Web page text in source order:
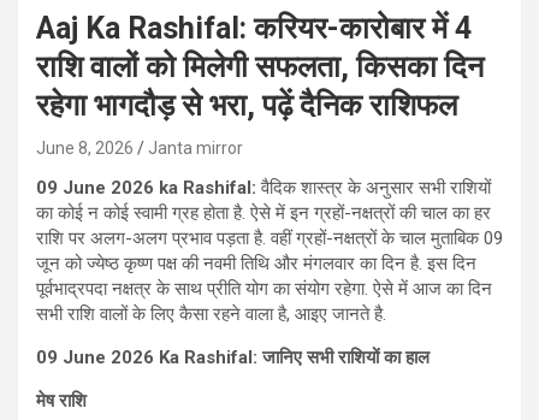
Aaj Ka Rashifal: करियर-कारोबार में 4
राशि वालों को मिलेगी सफलता, किसका दिन
रहेगा भागदौड़ से भरा, पढ़ें दैनिक राशिफल
June 8, 2026 Janta mirror
09 June 2026 ka Rashifal: वैदिक शास्‍त्र के अनुसार सभी राशियों
का कोई न कोई स्‍वामी ग्रह होता है. ऐसे में इन ग्रहों-नक्षत्रों की चाल का हर
राशि पर अलग-अलग प्रभाव पड़ता है. वहीं ग्रहों-नक्षत्रों के चाल मुताबिक 09
जून को ज्येष्ठ कृष्ण पक्ष की नवमी तिथि और मंगलवार का दिन है. इस दिन
पूर्वभाद्रपदा नक्षत्र के साथ प्रीति योग का संयोग रहेगा. ऐसे में आज का दिन
सभी राशि वालों के लिए कैसा रहने वाला है, आइए जानते है.
09 June 2026 Ka Rashifal: जानिए सभी राशियों का हाल
मेष राशि